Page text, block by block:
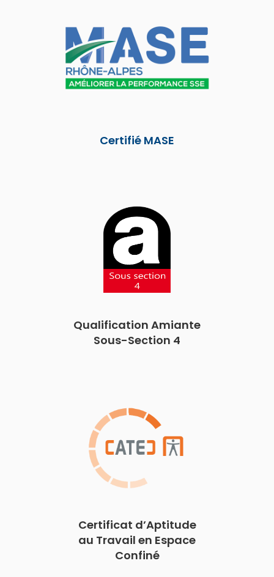
Certifié MASE
Qualification Amiante
Sous-Section 4
Certificat d’Aptitude
au Travail en Espace
Confiné